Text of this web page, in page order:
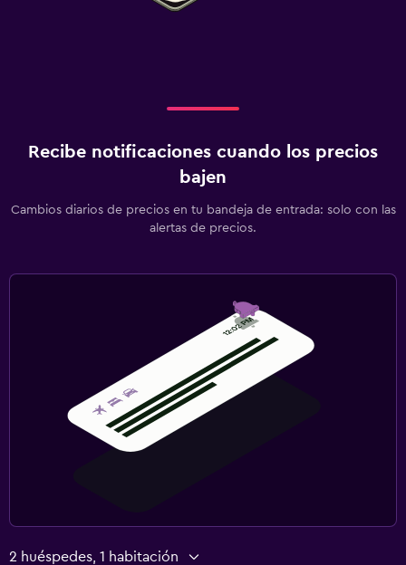
Recibe notificaciones cuando los precios
bajen
Cambios diarios de precios en tu bandeja de entrada: solo con las
alertas de precios.
2 huéspedes, 1 habitación